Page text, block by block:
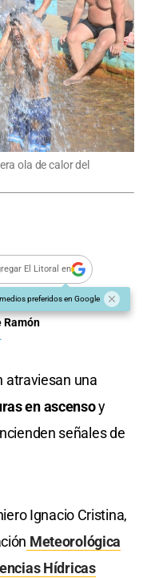
ola de calor del
El Litoral en
preferidos en Google
Ramón
atraviesan una
en ascensoy
señales de
Ignacio Cristina,
Meteorológica
Hídricas